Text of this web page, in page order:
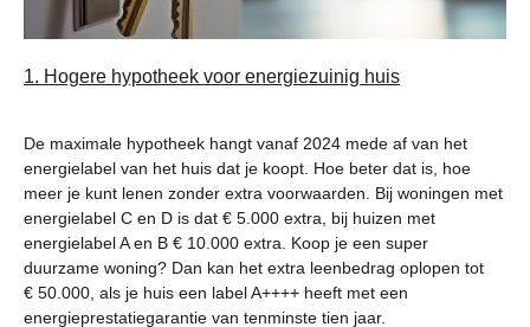
1. Hogere hypotheek voor energiezuinig huis
De maximale hypotheek hangt vanaf 2024 mede af van het
energielabel van het huis dat je koopt. Hoe beter dat is, hoe
meer je kunt lenen zonder extra voorwaarden. Bij woningen met
energielabel C en D is dat € 5.000 extra, bij huizen met
energielabel A en B € 10.000 extra. Koop je een super
duurzame woning? Dan kan het extra leenbedrag oplopen tot
€ 50.000, als je huis een label A++++ heeft met een
energieprestatiegarantie van tenminste tien jaar.